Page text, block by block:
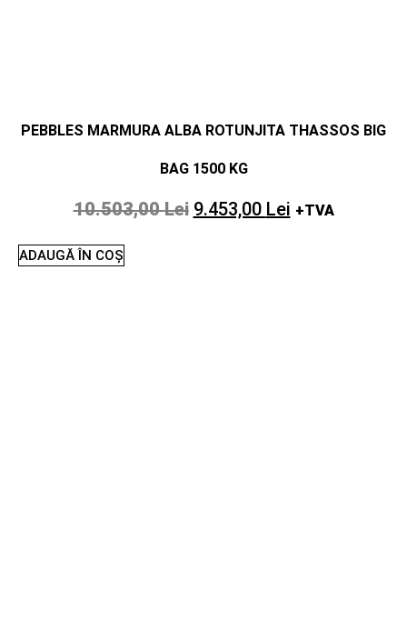
PEBBLES MARMURA ALBA ROTUNJITA THASSOS BIG
BAG 1500 KG
10.503,00Lei 9.453,00 Lei +TVA
ADAUGĂ ÎN COȘ